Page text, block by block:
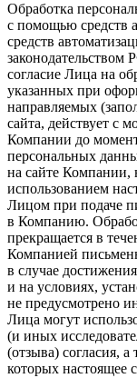
Обработка
с помощью средств
средств
согласие Лица на
указанных при
направляемых
сайта, действует с
Компании до
персональных
на сайте Компании,
использованием
Лицом при подаче
в Компанию.
прекращается в
Компанией
в случае
и на условиях,
не предусмотрено
Лица могут
(и иных
(отзыва) согласия,
которых настоящее